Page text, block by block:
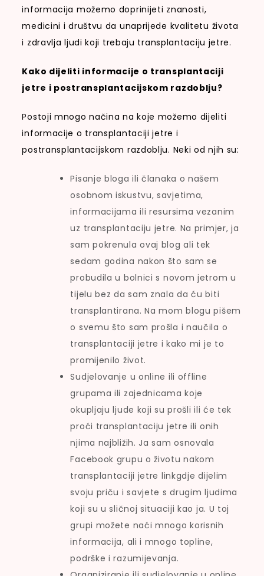
informacija možemo doprinijeti znanosti,
medicini i društvu da unaprijede kvalitetu života
i zdravlja ljudi koji trebaju transplantaciju jetre.
Kako dijeliti informacije o transplantaciji
jetre i postransplantacijskom razdoblju?
Postoji mnogo načina na koje možemo dijeliti
informacije o transplantaciji jetre i
postransplantacijskom razdoblju. Neki od njih su:
Pisanje bloga ili članaka o našem
osobnom iskustvu, savjetima,
informacijama ili resursima vezanim
uz transplantaciju jetre. Na primjer, ja
sam pokrenula ovaj blog ali tek
sedam godina nakon što sam se
probudila u bolnici s novom jetrom u
tijelu bez da sam znala da ću biti
transplantirana. Na mom blogu pišem
o svemu što sam prošla i naučila o
transplantaciji jetre i kako mi je to
promijenilo život.
Sudjelovanje u online ili offline
grupama ili zajednicama koje
okupljaju ljude koji su prošli ili će tek
proći transplantaciju jetre ili onih
njima najbližih. Ja sam osnovala
Facebook grupu o životu nakom
transplantaciji jetre linkgdje dijelim
svoju priču i savjete s drugim ljudima
koji su u sličnoj situaciji kao ja. U toj
grupi možete naći mnogo korisnih
informacija, ali i mnogo topline,
podrške i razumijevanja.